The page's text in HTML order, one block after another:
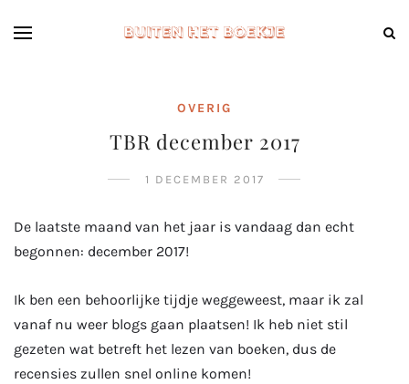
OVERIG
TBR december 2017
1 DECEMBER 2017
De laatste maand van het jaar is vandaag dan echt
begonnen: december 2017!
Ik ben een behoorlijke tijdje weggeweest, maar ik zal
vanaf nu weer blogs gaan plaatsen! Ik heb niet stil
gezeten wat betreft het lezen van boeken, dus de
recensies zullen snel online komen!